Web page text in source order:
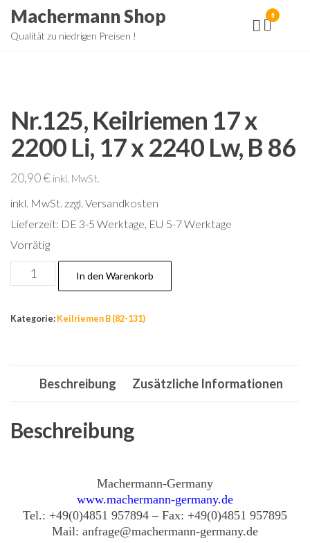
ZumMachermann Shop
Qualität zu niedrigen Preisen !
0
Nr.125, Keilriemen 17 x
2200 Li, 17 x 2240 Lw, B 86
20,90€ inkl. MwSt.
inkl. MwSt. zzgl. Versandkosten
Lieferzeit: DE 3-5 Werktage, EU 5-7 Werktage
Vorrätig
Nr.125,
Keilriemen
2240
In den Warenkorb
Kategorie: Keilriemen B (82-131)
Beschreibung Zusätzliche Informationen
Beschreibung
Machermann-Germany
www.machermann-germany.de
Tel.: +49(0)4851 957894 – Fax: +49(0)4851 957895
Mail: anfrage@machermann-germany.de